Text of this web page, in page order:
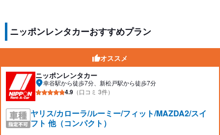
ニッポンレンタカーおすすめプラン
オススメ
ニッポンレンタカー
幸谷駅から徒歩7分、新松戸駅から徒歩7分
4.9 （口コミ 3件）
ヤリス/カローラ/ルーミー/フィット/MAZDA2/スイ
フト 他（コンパクト）